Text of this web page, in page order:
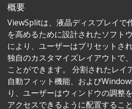
概要
ViewSplitは、液晶ディスプレイで
を高めるために設計されたソフト
により、ユーザーはプリセットさ
独自のカスタマイズレイアウトで
ことができます。 分割されたレイ
自動フィット機能、および
り、ユーザーはウィンドウの調整
アクセスできるように配置するこ